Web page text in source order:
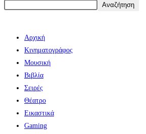
Αναζήτηση
Αρχική
Κινηματογράφος
Μουσική
Βιβλία
Σειρές
Θέατρο
Εικαστικά
Gaming